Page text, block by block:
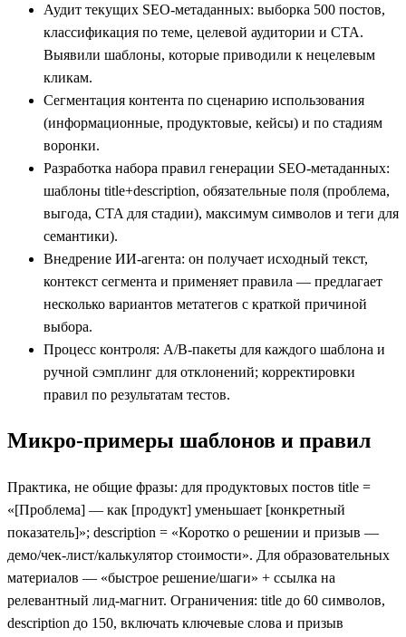
Аудит текущих SEO‑метаданных: выборка 500 постов,
классификация по теме, целевой аудитории и CTA.
Выявили шаблоны, которые приводили к нецелевым
кликам.
Сегментация контента по сценарию использования
(информационные, продуктовые, кейсы) и по стадиям
воронки.
Разработка набора правил генерации SEO‑метаданных:
шаблоны title+description, обязательные поля (проблема,
выгода, CTA для стадии), максимум символов и теги для
семантики).
Внедрение ИИ‑агента: он получает исходный текст,
контекст сегмента и применяет правила — предлагает
несколько вариантов метатегов с краткой причиной
выбора.
Процесс контроля: A/B‑пакеты для каждого шаблона и
ручной сэмплинг для отклонений; корректировки
правил по результатам тестов.
Микро‑примеры шаблонов и правил
Практика, не общие фразы: для продуктовых постов title =
«[Проблема] — как [продукт] уменьшает [конкретный
показатель]»; description = «Коротко о решении и призыв —
демо/чек‑лист/калькулятор стоимости». Для образовательных
материалов — «быстрое решение/шаги» + ссылка на
релевантный лид‑магнит. Ограничения: title до 60 символов,
description до 150, включать ключевые слова и призыв